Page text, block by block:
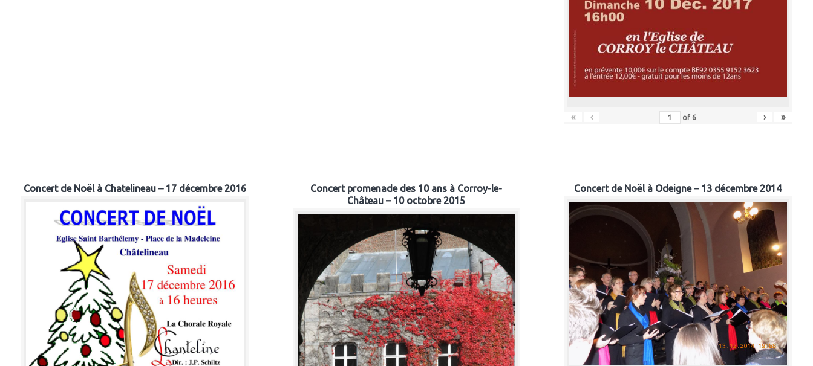
« ‹ of 6 › »
Concert de Noël à Chatelineau – 17 décembre 2016
Concert promenade des 10 ans à Corroy-le-
Château – 10 octobre 2015
Concert de Noël à Odeigne – 13 décembre 2014